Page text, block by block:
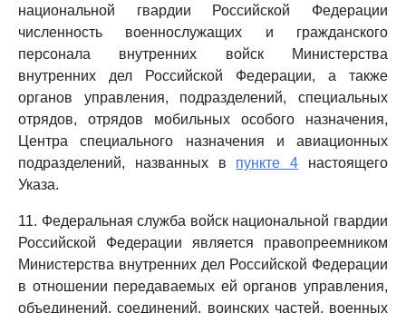
национальной гвардии Российской Федерации
численность военнослужащих и гражданского
персонала внутренних войск Министерства
внутренних дел Российской Федерации, а также
органов управления, подразделений, специальных
отрядов, отрядов мобильных особого назначения,
Центра специального назначения и авиационных
подразделений, названных в пункте 4 настоящего
Указа.
11. Федеральная служба войск национальной гвардии
Российской Федерации является правопреемником
Министерства внутренних дел Российской Федерации
в отношении передаваемых ей органов управления,
объединений, соединений, воинских частей, военных